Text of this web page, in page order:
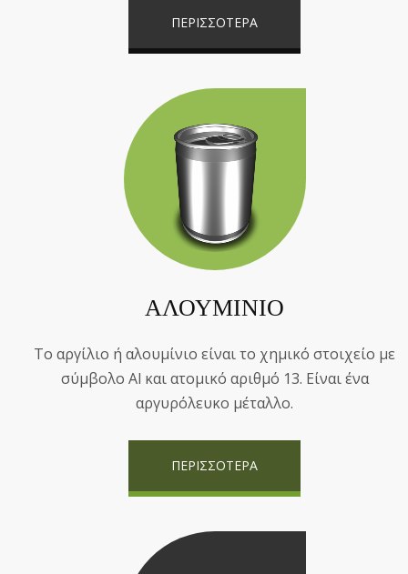
ΠΕΡΙΣΣΟΤΕΡΑ
ΑΛΟΥΜΙΝΙΟ
Το αργίλιο ή αλουμίνιο είναι το χημικό στοιχείο με
σύμβολο Al και ατομικό αριθμό 13. Είναι ένα
αργυρόλευκο μέταλλο.
ΠΕΡΙΣΣΟΤΕΡΑ